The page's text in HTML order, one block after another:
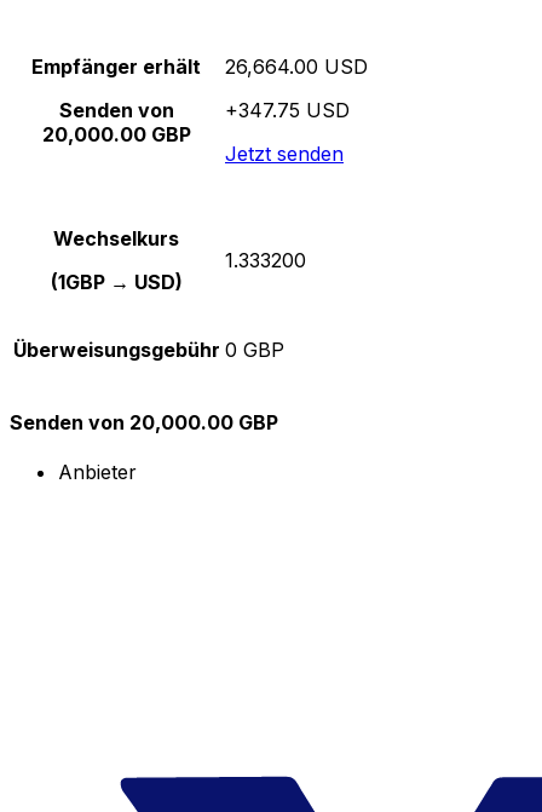
Empfänger erhält
Senden von
20,000.00 GBP
26,664.00 USD
+347.75 USD
Jetzt senden
Wechselkurs
(1GBP → USD)
1.333200
Überweisungsgebühr 0 GBP
Senden von 20,000.00 GBP
Anbieter